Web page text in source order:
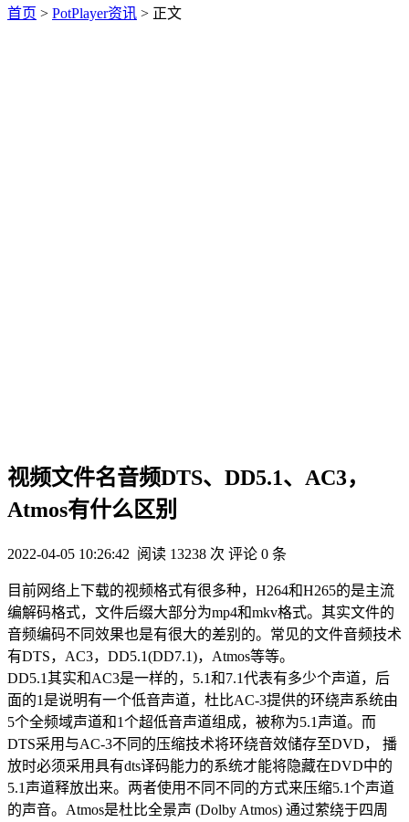
首页 > PotPlayer资讯 > 正文
视频文件名音频DTS、DD5.1、AC3，
Atmos有什么区别
2022-04-05 10:26:42 阅读 13238 次 评论 0 条
目前网络上下载的视频格式有很多种，H264和H265的是主流
编解码格式，文件后缀大部分为mp4和mkv格式。其实文件的
音频编码不同效果也是有很大的差别的。常见的文件音频技术
有DTS，AC3，DD5.1(DD7.1)，Atmos等等。
DD5.1其实和AC3是一样的，5.1和7.1代表有多少个声道，后
面的1是说明有一个低音声道，杜比AC-3提供的环绕声系统由
5个全频域声道和1个超低音声道组成，被称为5.1声道。而
DTS采用与AC-3不同的压缩技术将环绕音效储存至DVD， 播
放时必须采用具有dts译码能力的系统才能将隐藏在DVD中的
5.1声道释放出来。两者使用不同不同的方式来压缩5.1个声道
的声音。Atmos是杜比全景声 (Dolby Atmos) 通过萦绕于四周